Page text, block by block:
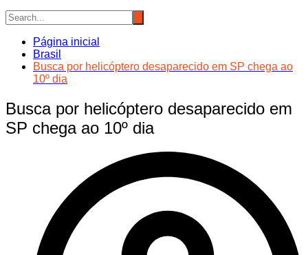
Página inicial
Brasil
Busca por helicóptero desaparecido em SP chega ao
10º dia
Busca por helicóptero desaparecido em
SP chega ao 10º dia